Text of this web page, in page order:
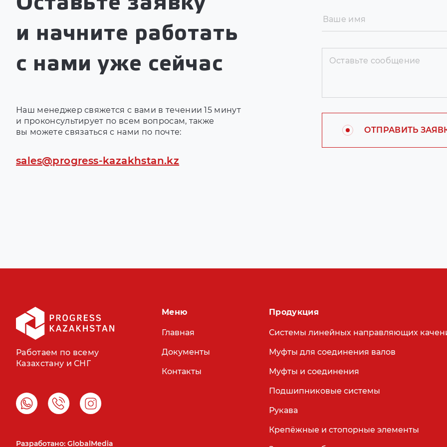
и начните работать
с нами уже сейчас
Наш менеджер свяжется с вами в течении 15 минут
и проконсультирует по всем вопросам, также
вы можете связаться с нами по почте:
sales@progress-kazakhstan.kz
ОТПРАВИТЬ
Работаем по всему
Казахстану и СНГ
Разработано: GlobalMedia
Меню
Главная
Документы
Контакты
Продукция
Системы линейных направляющих
Муфты для соединения валов
Муфты и соединения
Подшипниковые системы
Рукава
Крепёжные и стопорные элементы